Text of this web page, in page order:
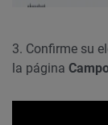
3. Confirme su
la página